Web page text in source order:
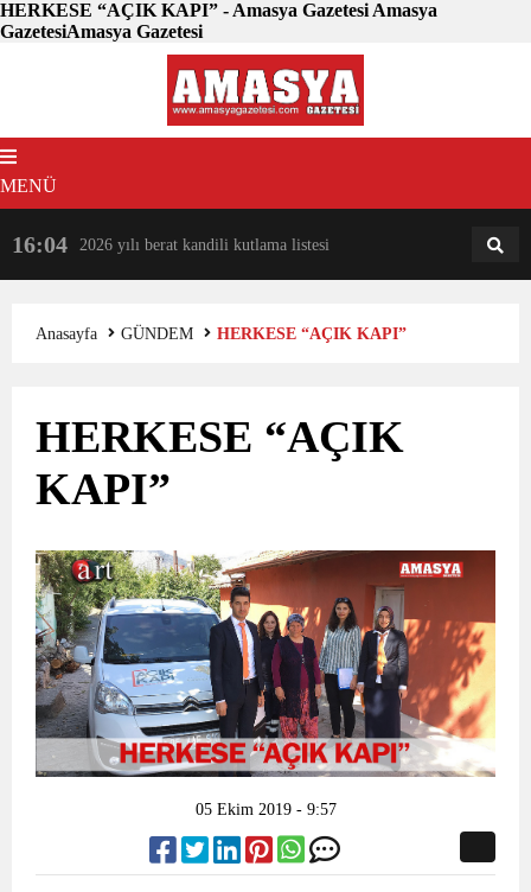
HERKESE “AÇIK KAPI” - Amasya Gazetesi Amasya
GazetesiAmasya Gazetesi
MENÜ
16:04 2026 yılı berat kandili kutlama listesi 18:31
Anasayfa
GÜNDEM HERKESE “AÇIK KAPI”
HERKESE “AÇIK
KAPI”
05 Ekim 2019 - 9:57